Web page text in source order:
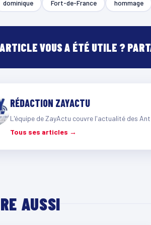
dominique Fort-de-France hommage
VOUS A ÉTÉ UTILE ?
RÉDACTION ZAYACTU
L'équipe de ZayActu couvre l'actualité des
Tous ses articles →
AUSSI